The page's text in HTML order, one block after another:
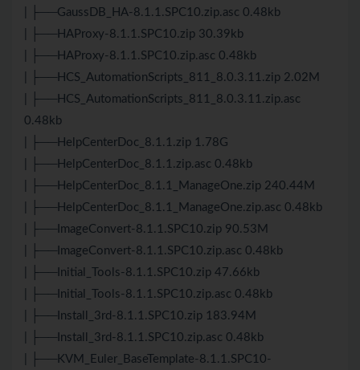
| ├──GaussDB_HA-8.1.1.SPC10.zip.asc 0.48kb
| ├──HAProxy-8.1.1.SPC10.zip 30.39kb
| ├──HAProxy-8.1.1.SPC10.zip.asc 0.48kb
| ├──HCS_AutomationScripts_811_8.0.3.11.zip 2.02M
| ├──HCS_AutomationScripts_811_8.0.3.11.zip.asc
0.48kb
| ├──HelpCenterDoc_8.1.1.zip 1.78G
| ├──HelpCenterDoc_8.1.1.zip.asc 0.48kb
| ├──HelpCenterDoc_8.1.1_ManageOne.zip 240.44M
| ├──HelpCenterDoc_8.1.1_ManageOne.zip.asc 0.48kb
| ├──ImageConvert-8.1.1.SPC10.zip 90.53M
| ├──ImageConvert-8.1.1.SPC10.zip.asc 0.48kb
| ├──Initial_Tools-8.1.1.SPC10.zip 47.66kb
| ├──Initial_Tools-8.1.1.SPC10.zip.asc 0.48kb
| ├──Install_3rd-8.1.1.SPC10.zip 183.94M
| ├──Install_3rd-8.1.1.SPC10.zip.asc 0.48kb
| ├──KVM_Euler_BaseTemplate-8.1.1.SPC10-